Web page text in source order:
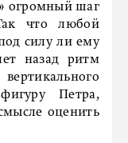
огромный шаг
что любой
силу ли ему
назад ритм
Петра,
оценить